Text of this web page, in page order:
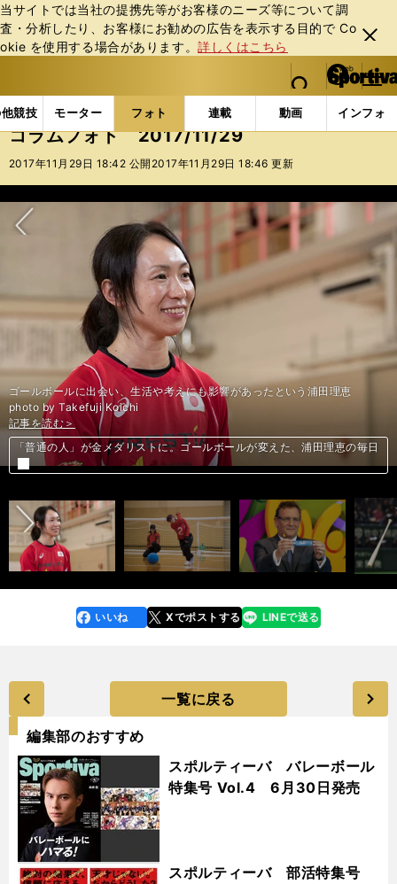
当サイトでは当社の提携先等がお客様のニーズ等について調
査・分析したり、お客様にお勧めの広告を表⽰する⽬的で Co
okie を使⽤する場合があります。詳しくはこちら
閉じ
る
web Sportiva (webスポルティーバ)
検索
マイペ
ー
ジ
メニュ
競技 モーター フォト 連載 動画 インフォ
b
ス
ポ
ル
ー
バ
フォトギャラリー コラムフォト コラムフォト
コラムフォト 2017/11/29
2017年11月29日 18:42 公開 2017年11月29日 18:46 更新
ゴールボールに出会い、生活や考えにも影響があったという浦田理恵
photo by Takefuji Koichi
記事を読む＞
「普通の人」が金メダリストに。ゴールボールが変えた、浦田理恵の毎日
記事を読む＞
「普通の人」が金メダリストに。ゴールボールが変えた、浦田理恵の毎日
記事を読む＞
過去対戦は全勝。ロシアＷ杯、日本にとって「最良の抽選結果」はこれだ
記事を読む＞
侍ジャパンで打率６割。西川龍馬にカープ首脳陣が浴びせる期待と注文
記事を読む＞
ブラジル超高速カウンターの止め方。吉田麻也が挙げた３つのポイント
記事を読む＞
「がんばった」９位で終幕。ホンダとマクラーレンの明日はどっちだ？
記事を読む＞
「がんばった」９位で終幕。ホンダとマクラーレンの明日はどっちだ？
記事を読む＞
スペイン２部の鈴木大輔は信じている。「日本代表にはきっと入る」
記事を読む＞
スタイルを捨ててJ2降格を免れた広島は、あの強さを取り戻せるのか
前へ
faceboo
k
いいね Xでポストする
line LINEで送る
一覧に戻る
編集部のおすすめ
スポルティーバ バレーボール
特集号 Vol.4 6月30日発売
スポルティーバ 部活特集号